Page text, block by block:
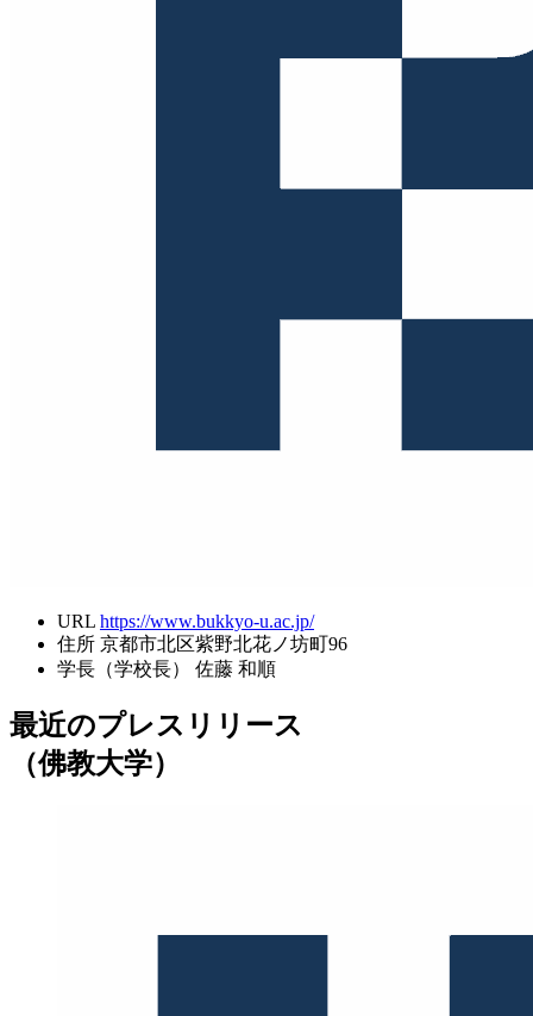
URL https://www.bukkyo-u.ac.jp/
住所 京都市北区紫野北花ノ坊町96
学長（学校長）
佐藤 和順
最近のプレスリリース
（佛教大学）